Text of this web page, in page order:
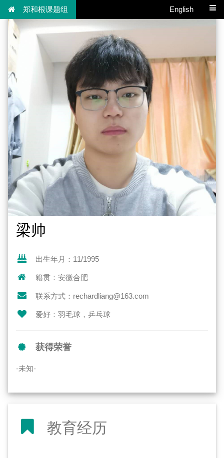
郑和根课题组 English
梁帅
出生年月：11/1995
籍贯：安徽合肥
联系方式：rechardliang@163.com
爱好：羽毛球，乒乓球
获得荣誉
-未知-
教育经历